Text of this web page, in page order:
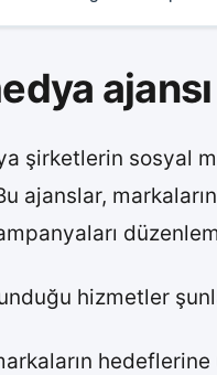
ajansı
şirketlerin sosyal
ajanslar,
hizmetler